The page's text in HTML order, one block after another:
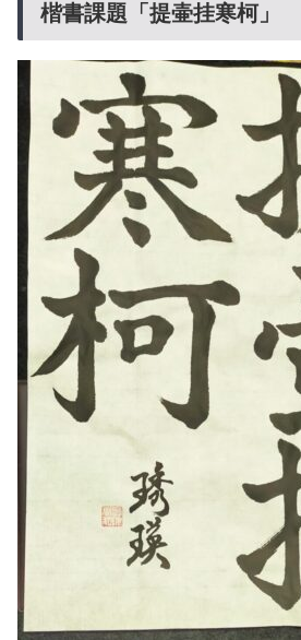
楷書課題「提壷挂寒柯」